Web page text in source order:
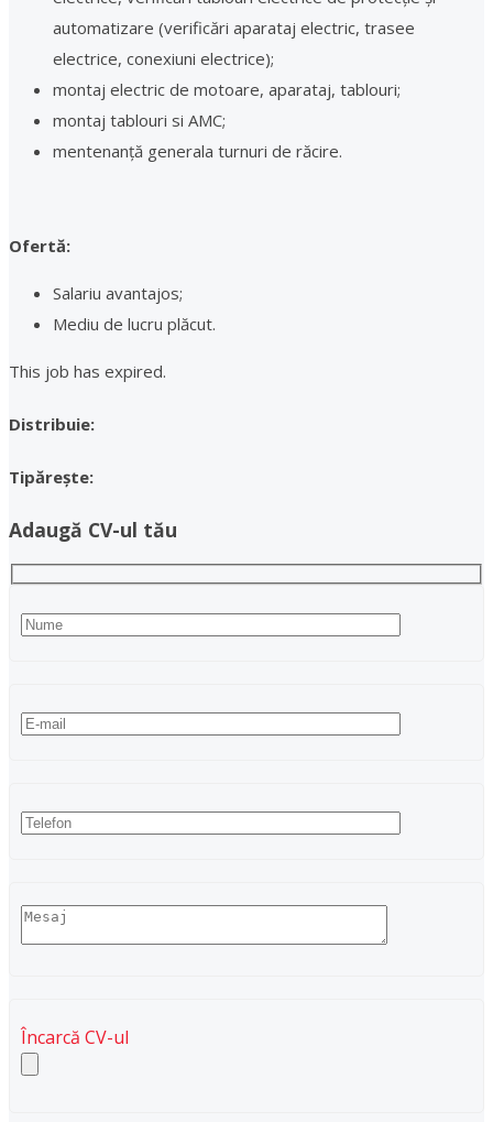
automatizare (verificări aparataj electric, trasee
electrice, conexiuni electrice);
montaj electric de motoare, aparataj, tablouri;
montaj tablouri si AMC;
mentenanță generala turnuri de răcire.
Ofertă:
Salariu avantajos;
Mediu de lucru plăcut.
This job has expired.
Distribuie:
Tipărește:
Adaugă CV-ul tău
Încarcă CV-ul